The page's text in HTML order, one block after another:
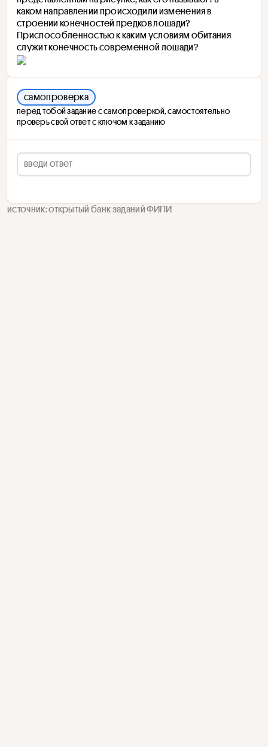
каком направлении происходили изменения в
строении конечностей предков лошади?
Приспособленностью к каким условиям обитания
служит конечность современной лошади?
самопроверка
перед тобой задание с самопроверкой, самостоятельно
проверь свой ответ с ключом к заданию
источник: открытый банк заданий ФИПИ